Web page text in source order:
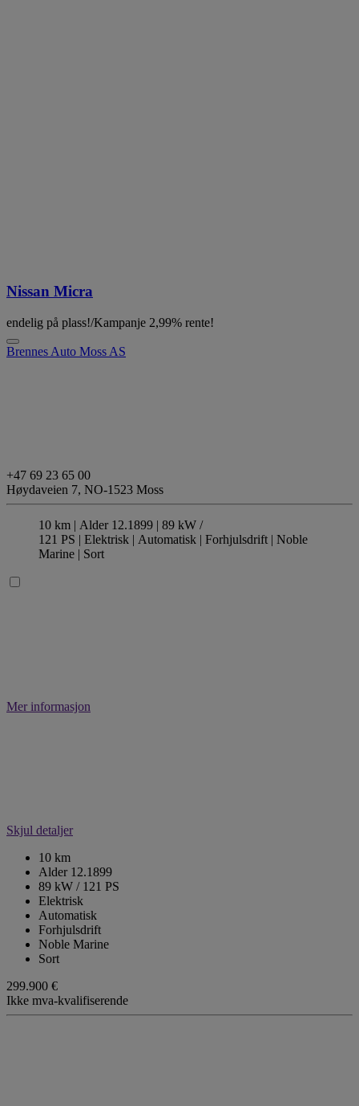
Nissan Micra
endelig på plass!/Kampanje 2,99% rente!
Brennes Auto Moss AS
+47 69 23 65 00
Høydaveien 7, NO-1523 Moss
10 km | Alder 12.1899 | 89 kW /
121 PS | Elektrisk | Automatisk | Forhjulsdrift | Noble
Marine | Sort
Mer informasjon
Skjul detaljer
10 km
Alder 12.1899
89 kW / 121 PS
Elektrisk
Automatisk
Forhjulsdrift
Noble Marine
Sort
299.900 €
Ikke mva-kvalifiserende